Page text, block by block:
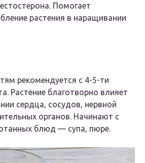
Помогает
растения в наращивании
рекомендуется с 4-5-ти
Растение благотворно влияет
сердца, сосудов, нервной
органов. Начинают с
блюд — супа, пюре.